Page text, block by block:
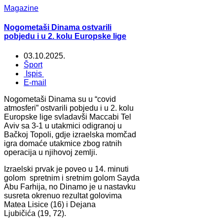
Magazine
Nogometaši Dinama ostvarili
pobjedu i u 2. kolu Europske lige
03.10.2025.
Šport
Ispis
E-mail
Nogometaši Dinama su u “covid
atmosferi” ostvarili pobjedu i u 2. kolu
Europske lige svladavši Maccabi Tel
Aviv sa 3-1 u utakmici odigranoj u
Bačkoj Topoli, gdje izraelska momčad
igra domaće utakmice zbog ratnih
operacija u njihovoj zemlji.
Izraelski prvak je poveo u 14. minuti
golom spretnim i sretnim golom Sayda
Abu Farhija, no Dinamo je u nastavku
susreta okrenuo rezultat golovima
Matea Lisice (16) i Dejana
Ljubičića (19, 72).